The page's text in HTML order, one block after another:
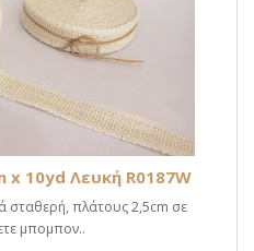
x 10yd Λευκή R0187W
σταθερή, πλάτους 2,5cm σε
μπομπον..